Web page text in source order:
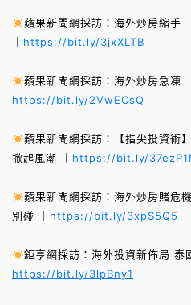
蘋果新聞網採訪：海外炒房縮
https://bit.ly/3jxXLTB
蘋果新聞網採訪：海外炒房急凍
https://bit.ly/2VwECsQ
蘋果新聞網採訪：【指尖投資
掀起風潮 ｜ https://bit.ly/
蘋果新聞網採訪：海外炒房賭危
別碰 ｜ https://bit.ly/3xpS5Q5
鉅亨網採訪：海外投資新佈局 泰
https://bit.ly/3lpBny1